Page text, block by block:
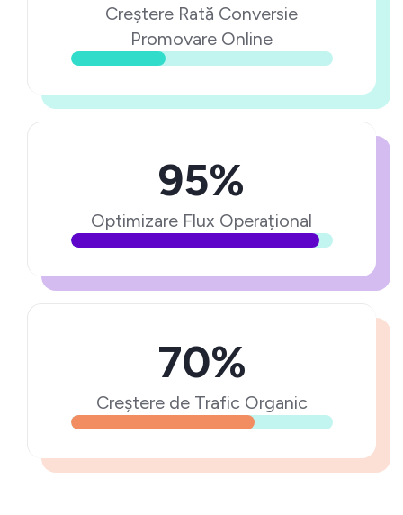
Creștere Rată Conversie
Promovare Online
95%
Optimizare Flux Operațional
70%
Creștere de Trafic Organic